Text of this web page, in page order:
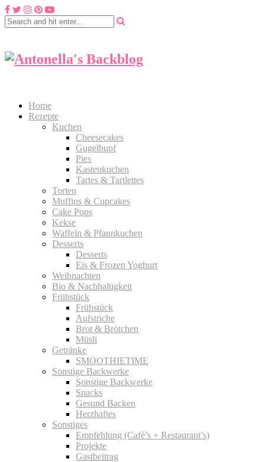
Home
Rezepte
Kuchen
Cheesecakes
Gugelhupf
Pies
Kastenkuchen
Tartes & Tartlettes
Torten
Muffins & Cupcakes
Cake Pops
Kekse
Waffeln & Pfannkuchen
Desserts
Desserts
Eis & Frozen Yoghurt
Weihnachten
Bio & Nachhaltigkeit
Frühstück
Frühstück
Aufstriche
Brot & Brötchen
Müsli
Getränke
SMOOTHIETIME
Sonstige Backwerke
Sonstige Backwerke
Snacks
Gesund Backen
Herzhaftes
Sonstiges
Empfehlung (Café’s + Restaurant’s)
Projekte
Gastbeitrag